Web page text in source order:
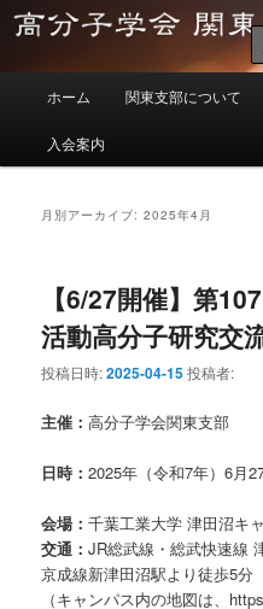
メ
ン
サ
ツ
高分子学会関東
ホーム 関東支部について
入会案内
月別アーカイブ:2025年4月
【6/27開催】第
活動高分子研究交
投稿日時:2025-04-15投稿者:
主催：高分子学会関東支部
日時：2025年（令和7年）6月
会場：千葉工業大学 津田沼キ
交通：JR総武線・総武快速線
京成線新津田沼駅より徒歩5分
（キャンパス内の地図は、